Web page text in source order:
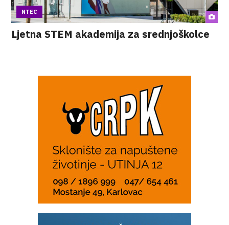
NTEC
Ljetna STEM akademija za srednjoškolce